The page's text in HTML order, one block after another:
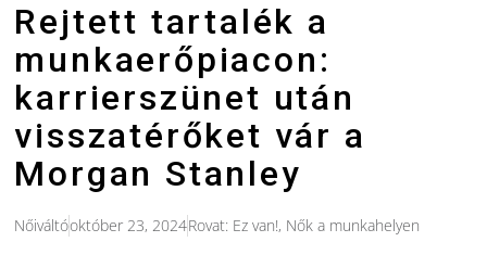
Rejtett tartalék a
munkaerőpiacon:
karrierszünet után
visszatérőket vár a
Morgan Stanley
Nőiváltóoktóber 23, 2024Rovat: Ez van!, Nők a munkahelyen